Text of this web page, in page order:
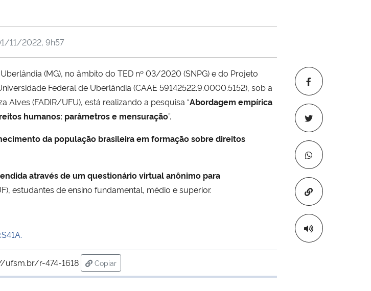
Copiar para
11/2022, 9h57
(MG), no âmbito do TED nº 03/2020 (SNPG) e do Projeto
Federal de Uberlândia (CAAE 59142522.9.0000.5152), sob a
(FADIR/UFU), está realizando a pesquisa “Abordagem empírica
humanos: parâmetros e mensuração”.
da população brasileira em formação sobre direitos
através de um questionário virtual anônimo para
estudantes de ensino fundamental, médio e superior.
ufsm.br/r-474-1618
Copiar
para área de transferência